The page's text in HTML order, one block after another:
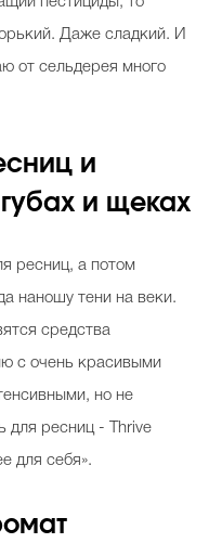
Даже сладкий. И
от сельдерея много
и
и щеках
ресниц, а потом
наношу тени на веки.
средства
с очень красивыми
но не
для ресниц - Thrive
для себя».